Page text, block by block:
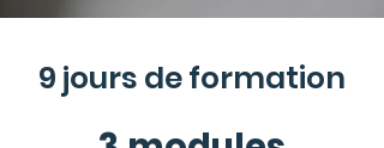
9 jours de formation